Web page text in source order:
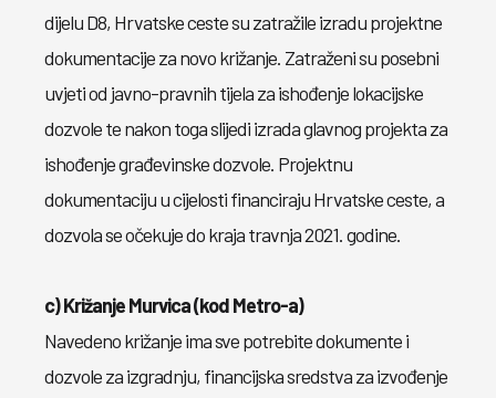
dijelu D8, Hrvatske ceste su zatražile izradu projektne
dokumentacije za novo križanje. Zatraženi su posebni
uvjeti od javno-pravnih tijela za ishođenje lokacijske
dozvole te nakon toga slijedi izrada glavnog projekta za
ishođenje građevinske dozvole. Projektnu
dokumentaciju u cijelosti financiraju Hrvatske ceste, a
dozvola se očekuje do kraja travnja 2021. godine.
c) Križanje Murvica (kod Metro-a)
Navedeno križanje ima sve potrebite dokumente i
dozvole za izgradnju, financijska sredstva za izvođenje